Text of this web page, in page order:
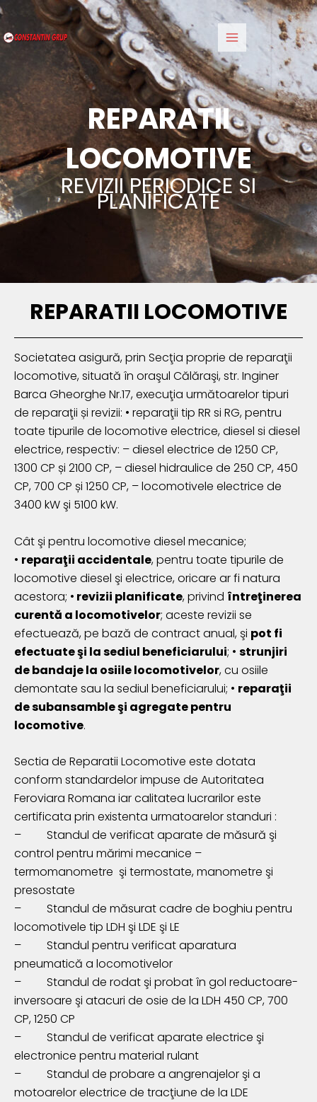
Skip
content
Main
Menu
REPARATII
LOCOMOTIVE
REVIZII PERIODICE SI
PLANIFICATE
REPARATII LOCOMOTIVE
Societatea asigură, prin Secţia proprie de reparaţii
locomotive, situată în oraşul Călăraşi, str. Inginer
Barca Gheorghe Nr.17, execuţia următoarelor tipuri
de reparaţii și revizii: • reparaţii tip RR si RG, pentru
toate tipurile de locomotive electrice, diesel si diesel
electrice, respectiv: – diesel electrice de 1250 CP,
1300 CP și 2100 CP, – diesel hidraulice de 250 CP, 450
CP, 700 CP și 1250 CP, – locomotivele electrice de
3400 kW şi 5100 kW.
Cât şi pentru locomotive diesel mecanice;
• reparaţii accidentale, pentru toate tipurile de
locomotive diesel şi electrice, oricare ar fi natura
acestora; • revizii planificate, privind întreţinerea
curentă a locomotivelor; aceste revizii se
efectuează, pe bază de contract anual, şi pot fi
efectuate şi la sediul beneficiarului; • strunjiri
de bandaje la osiile locomotivelor, cu osiile
demontate sau la sediul beneficiarului; • reparaţii
de subansamble şi agregate pentru
locomotive.
Sectia de Reparatii Locomotive este dotata
conform standardelor impuse de Autoritatea
Feroviara Romana iar calitatea lucrarilor este
certificata prin existenta urmatoarelor standuri :
– Standul de verificat aparate de măsură şi
control pentru mărimi mecanice –
termomanometre şi termostate, manometre şi
presostate
– Standul de măsurat cadre de boghiu pentru
locomotivele tip LDH şi LDE şi LE
– Standul pentru verificat aparatura
pneumatică a locomotivelor
– Standul de rodat şi probatîn gol reductoare-
inversoare şi atacuri de osie de la LDH 450 CP, 700
CP, 1250 CP
– Standul de verificat aparate electrice şi
electronice pentru material rulant
– Standul de probare a angrenajelor şi a
motoarelor electrice de tracţiune de la LDE